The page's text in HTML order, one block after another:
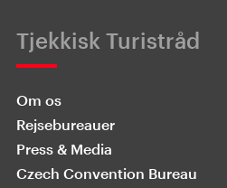
Tjekkisk Turistråd
Om os
Rejsebureauer
Press & Media
Czech Convention Bureau